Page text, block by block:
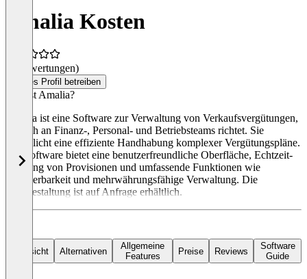
Amalia Kosten
(0 Bewertungen)
Dieses Profil betreiben
Was ist Amalia?
Amalia ist eine Software zur Verwaltung von Verkaufsvergütungen,
die sich an Finanz-, Personal- und Betriebsteams richtet. Sie
ermöglicht eine effiziente Handhabung komplexer Vergütungspläne.
Die Software bietet eine benutzerfreundliche Oberfläche, Echtzeit-
Tracking von Provisionen und umfassende Funktionen wie
Auditierbarkeit und mehrwährungsfähige Verwaltung. Die
Preisgestaltung ist auf Anfrage erhältlich.
Übersicht Alternativen
Allgemeine
Features
Preise Reviews
Software
Guide